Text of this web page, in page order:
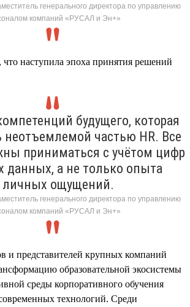
генерального директора по управлению
компаний «РУСАЛ и Эн+»
наступила эпоха принятия решений
будущего, которая
неотъемлемой частью HR. Все
приниматься с учётом цифр
данных, а не только опыта
личных ощущений.
генерального директора по управлению
компаний «РУСАЛ и Эн+»
и представителей крупных компаний
образовательной экосистемы
среды корпоративного обучения
технологий. Среди